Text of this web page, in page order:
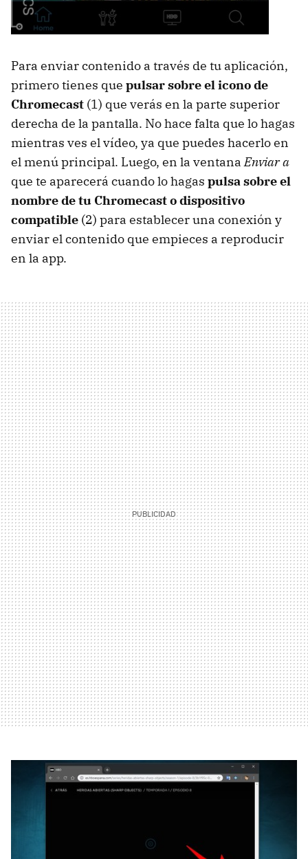
Para enviar contenido a través de tu aplicación,
primero tienes que pulsar sobre el icono de
Chromecast (1) que verás en la parte superior
derecha de la pantalla. No hace falta que lo hagas
mientras ves el vídeo, ya que puedes hacerlo en
el menú principal. Luego, en la ventanaEnviar a
que te aparecerá cuando lo hagas pulsa sobre el
nombre de tu Chromecast o dispositivo
compatible (2) para establecer una conexión y
enviar el contenido que empieces a reproducir
en la app.